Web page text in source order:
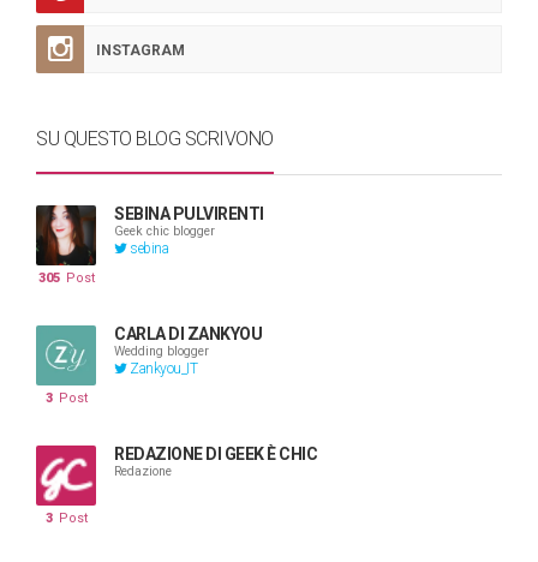
INSTAGRAM
SU QUESTO BLOG SCRIVONO
SEBINA PULVIRENTI
Geek chic blogger
sebina
305 Post
CARLA DI ZANKYOU
Wedding blogger
Zankyou_IT
3 Post
REDAZIONE DI GEEK È CHIC
Redazione
3 Post